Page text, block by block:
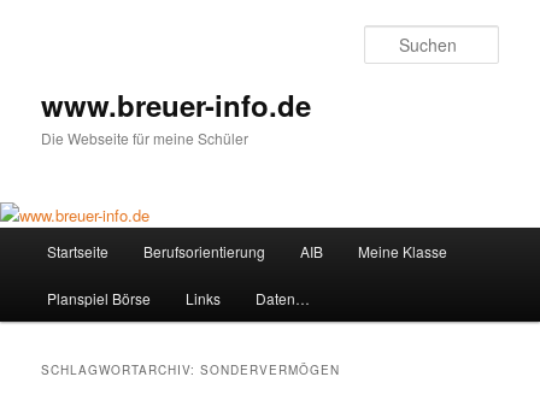
www.breuer-info.de
Die Webseite für meine Schüler
Startseite Berufsorientierung AIB Meine Klasse
Planspiel Börse Links Daten…
SCHLAGWORTARCHIV:SONDERVERMÖGEN